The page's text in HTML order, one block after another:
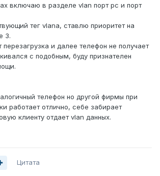
включаю в разделе vlan порт pc и порт
тег vlana, ставлю приоритет на
3.
и далее телефон не получает
с подобным, буду признателен
телефон но другой фирмы при
работает отлично, себе забирает
клиенту отдает vlan данных.
Цитата